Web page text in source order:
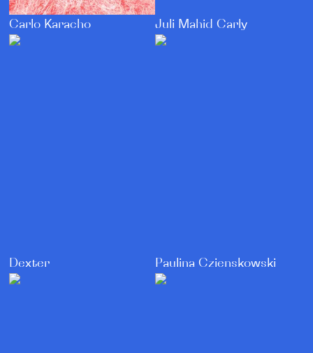
Carlo Karacho Juli Mahid Carly
Dexter Paulina Czienskowski